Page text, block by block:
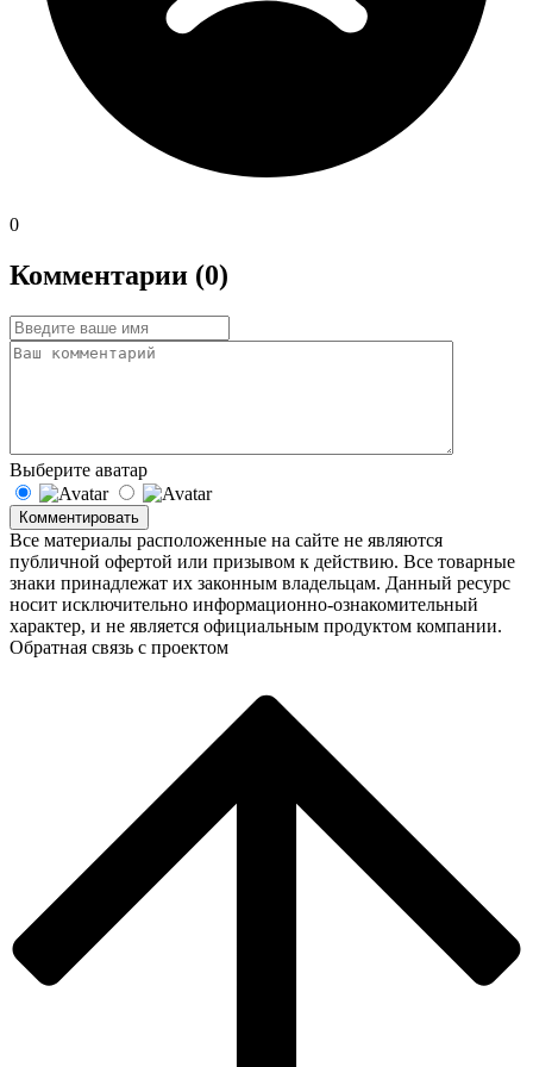
0
Комментарии (0)
Выберите аватар
Комментировать
Все материалы расположенные на сайте не являются
публичной офертой или призывом к действию. Все товарные
знаки принадлежат их законным владельцам. Данный ресурс
носит исключительно информационно-ознакомительный
характер, и не является официальным продуктом компании.
Обратная связь с проектом